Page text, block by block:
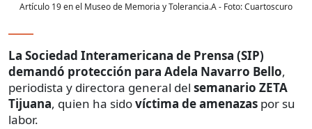
Artículo 19 en el Museo de Memoria y Tolerancia.A- Foto:Cuartoscuro
La Sociedad Interamericana de Prensa (SIP)
demandó protección para Adela Navarro Bello,
periodista y directora general del semanario ZETA
Tijuana, quien ha sidovíctima de amenazas por su
labor.